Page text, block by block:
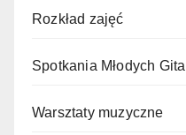
Rozkład zajęć
Spotkania Młodych
Warsztaty muzyczne